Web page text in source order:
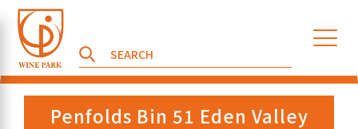
Penfolds Bin 51 Eden Valley